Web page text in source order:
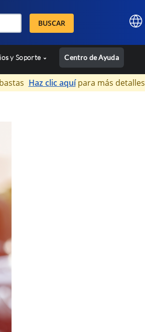
BUSCAR
y Soporte Centro de Ayuda
Haz clic aquípara más detalles